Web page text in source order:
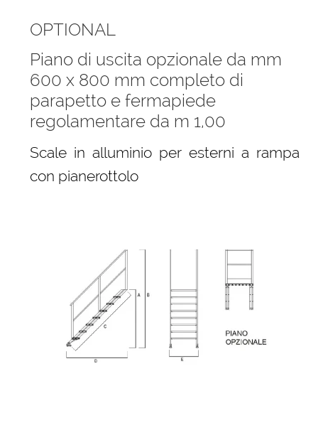
OPTIONAL
Piano di uscita opzionale da mm
600 x 800 mm completo di
parapetto e fermapiede
regolamentare da m 1,00
Scale in alluminio per esterni a rampa
con pianerottolo